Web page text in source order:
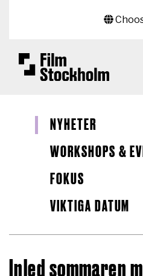
NYHETER
WORKSHOPS &
FOKUS
VIKTIGA DATUM
Inled sommaren